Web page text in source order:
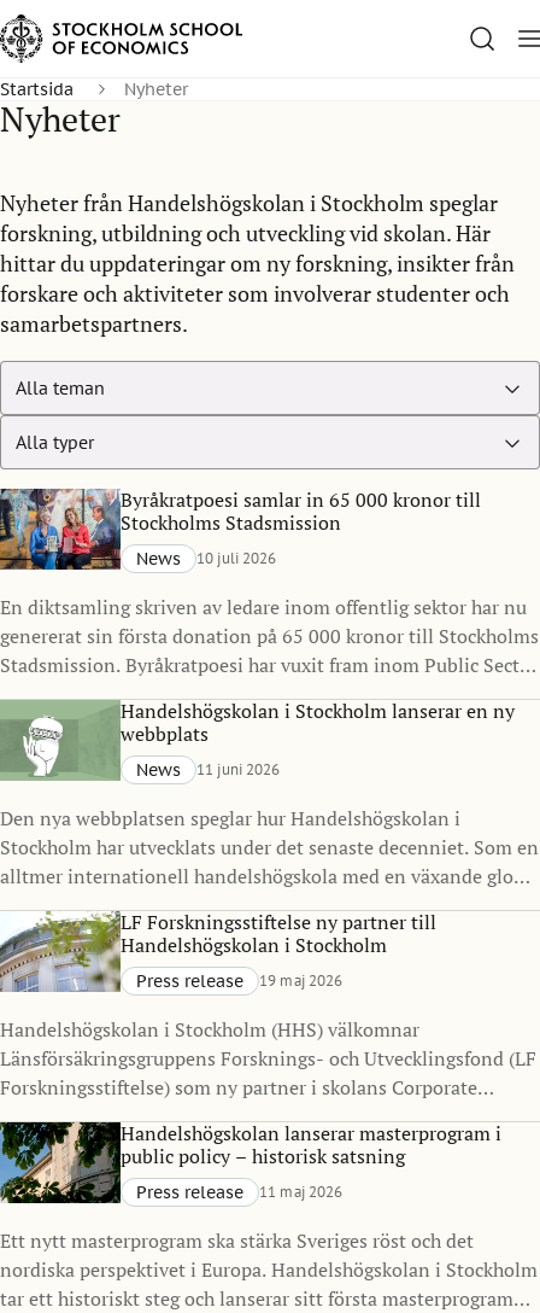
Startsida Nyheter
Nyheter
Nyheter från Handelshögskolan i Stockholm speglar
forskning, utbildning och utveckling vid skolan. Här
hittar du uppdateringar om ny forskning, insikter från
forskare och aktiviteter som involverar studenter och
samarbetspartners.
Byråkratpoesi samlar in 65 000 kronor till
Stockholms Stadsmission
News 10 juli 2026
En diktsamling skriven av ledare inom offentlig sektor har nu
genererat sin första donation på 65 000 kronor till Stockholms
Stadsmission. Byråkratpoesi har vuxit fram inom Public Sector
Management Program vid Handelshögskolan i Stockholm
under det senaste decenniet och visar hur ledarskap, reflektion
och kreativitet kan göra avtryck långt utanför klassrummet.
Handelshögskolan i Stockholm lanserar en ny
webbplats
News 11 juni 2026
Den nya webbplatsen speglar hur Handelshögskolan i
Stockholm har utvecklats under det senaste decenniet. Som en
alltmer internationell handelshögskola med en växande global
gemenskap ville vi skapa en digital närvaro som bättre
representerar vilka vi är idag och vart vi är på väg.
LF Forskningsstiftelse ny partner till
Handelshögskolan i Stockholm
Press release 19 maj 2026
Handelshögskolan i Stockholm (HHS) välkomnar
Länsförsäkringsgruppens Forsknings- och Utvecklingsfond (LF
Forskningsstiftelse) som ny partner i skolans Corporate
Partnership Program. Samarbetet syftar till att stärka
kopplingen mellan akademi och näringsliv, med särskilt fokus
på finans, resiliens och samhällelig stabilitet i en tid präglad
av ökad komplexitet.
Handelshögskolan lanserar masterprogram i
public policy – historisk satsning
Press release 11 maj 2026
Ett nytt masterprogram ska stärka Sveriges röst och det
nordiska perspektivet i Europa. Handelshögskolan i Stockholm
tar ett historiskt steg och lanserar sitt första masterprogram